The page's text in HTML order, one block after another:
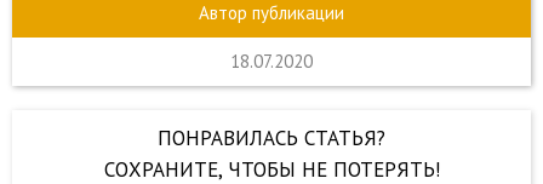
Автор публикации
18.07.2020
ПОНРАВИЛАСЬ СТАТЬЯ?
СОХРАНИТЕ, ЧТОБЫ НЕ ПОТЕРЯТЬ!